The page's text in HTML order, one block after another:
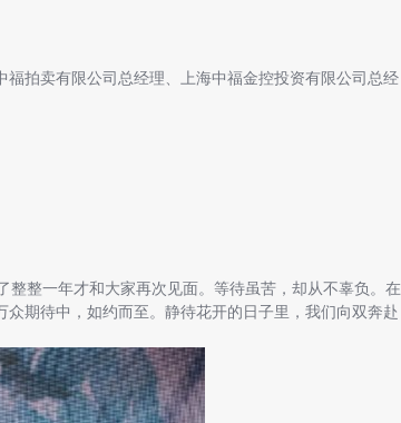
福拍卖有限公司总经理、上海中福金控投资有限公司总经
整一年才和大家再次见面。等待虽苦，却从不辜负。在
期待中，如约而至。静待花开的日子里，我们向双奔赴